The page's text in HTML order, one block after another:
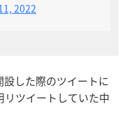
2022
した際のツイートに
リツイートしていた中